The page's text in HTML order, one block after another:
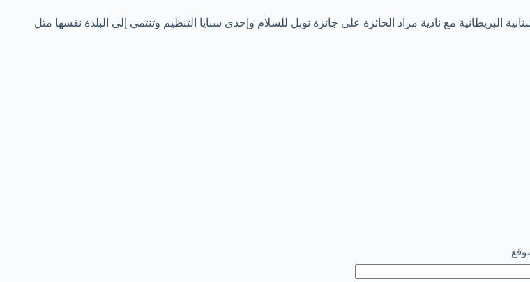
البريطانية مع نادية مراد الحائزة على جائزة نوبل للسلام وإحدى سبايا التنظيم وتنتمي إلى البلدة نفسها مثل